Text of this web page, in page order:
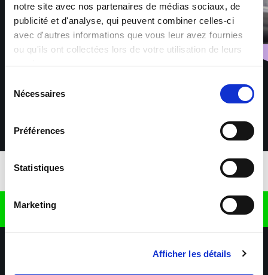
notre site avec nos partenaires de médias sociaux, de
publicité et d'analyse, qui peuvent combiner celles-ci
avec d'autres informations que vous leur avez fournies
ou qu'ils ont collectées lors de votre utilisation de leurs
services.
Nécessaires
Préférences
Statistiques
Marketing
Afficher les détails
Télécharger l'application